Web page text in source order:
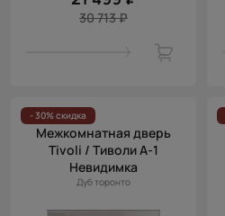
30 713 ₽
- 30% скидка
Межкомнатная дверь
Tivoli / Тиволи А-1
Невидимка
Дуб торонто